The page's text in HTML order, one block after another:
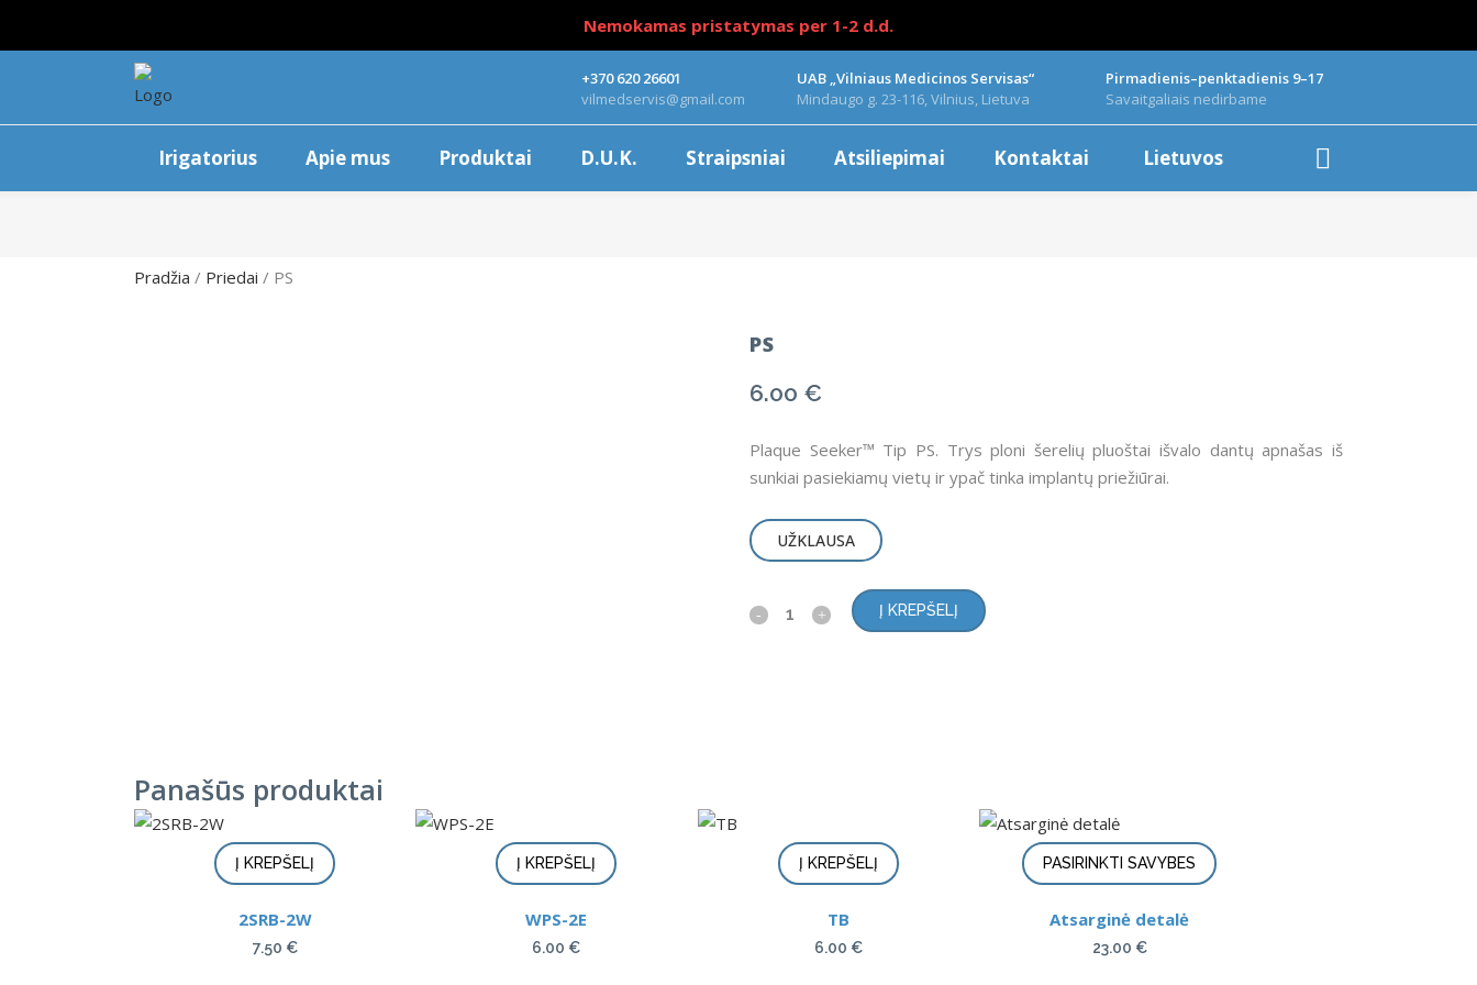
Nemokamas pristatymas per 1-2 d.d.
+370 620 26601
vilmedservis@gmail.com
UAB „Vilniaus Medicinos Servisas“
Mindaugo g. 23-116, Vilnius, Lietuva
Pirmadienis–penktadienis 9–17
Savaitgaliais nedirbame
Irigatorius Apie mus Produktai D.U.K. Straipsniai Atsiliepimai Kontaktai Lietuvos
Pradžia / Priedai / PS
PS
6.00 €
Plaque Seeker™ Tip PS. Trys ploni šerelių pluoštai išvalo dantų apnašas iš
sunkiai pasiekiamų vietų ir ypač tinka implantų priežiūrai.
UŽKLAUSA
Į KREPŠELĮ
Panašūs produktai
Į KREPŠELĮ
2SRB-2W
7.50 €
Į KREPŠELĮ
WPS-2E
6.00 €
Į KREPŠELĮ
TB
6.00 €
PASIRINKTI SAVYBES
Atsarginė detalė
23.00 €